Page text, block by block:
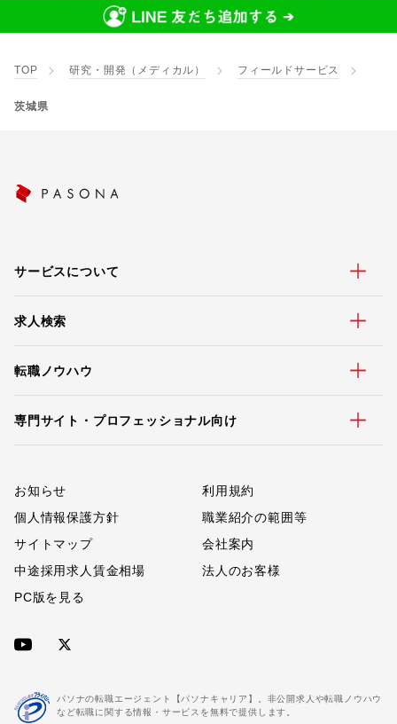
TOP 研究・開発（メディカル） フィールドサービス
茨城県
サービスについて
求人検索
転職ノウハウ
専門サイト・プロフェッショナル向け
お知らせ
利用規約
個人情報保護方針
職業紹介の範囲等
サイトマップ
会社案内
中途採用求人賃金相場
法人のお客様
PC版を見る
パソナの転職エージェント【パソナキャリア】。非公開求人や転職ノウハウ
など転職に関する情報・サービスを無料で提供します。